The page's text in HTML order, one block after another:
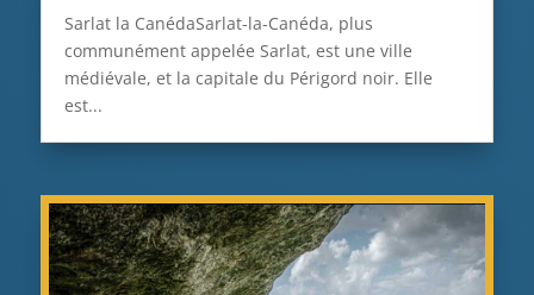
Sarlat la CanédaSarlat-la-Canéda, plus
communément appelée Sarlat, est une ville
médiévale, et la capitale du Périgord noir. Elle
est...